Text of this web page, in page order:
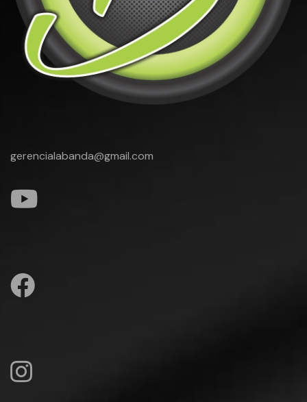
gerencialabanda@gmail.com